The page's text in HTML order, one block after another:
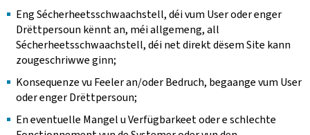
Eng Sécherheetsschwaachstell, déi vum User oder enger
Drëttpersoun kënnt an, méi allgemeng, all
Sécherheetsschwaachstell, déi net direkt dësem Site kann
zougeschriwwe ginn;
Konsequenze vu Feeler an/oder Bedruch, begaange vum User
oder enger Drëttpersoun;
En eventuelle Mangel u Verfügbarkeet oder e schlechte